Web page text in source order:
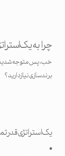
چرا به یک
خب، پس متوجه شدید
برندسازی نیاز دارید؟
یک استراتژی